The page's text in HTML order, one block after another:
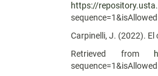
https://
Carpinelli, J. (2022). El
Retrieved from